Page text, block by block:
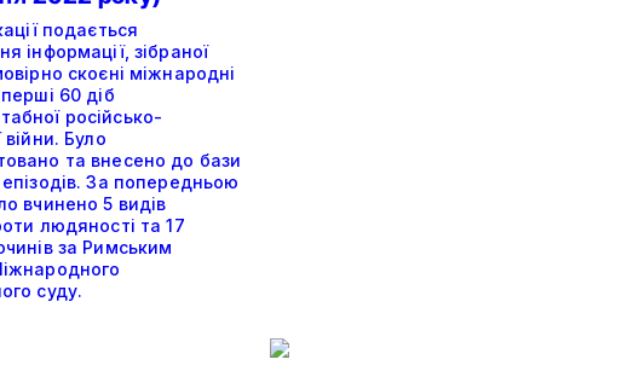
подається
інформації, зібраної
скоєні міжнародні
60 діб
російсько-
війни. Було
та внесено до бази
За попередньою
вчинено 5 видів
людяності та 17
за Римським
суду.